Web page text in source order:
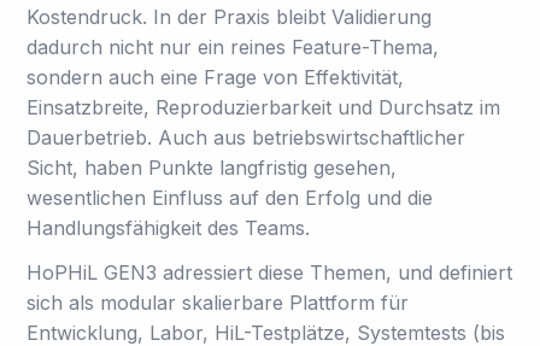
Kostendruck. In der Praxis bleibt Validierung
dadurch nicht nur ein reines Feature-Thema,
sondern auch eine Frage von Effektivität,
Einsatzbreite, Reproduzierbarkeit und Durchsatz im
Dauerbetrieb. Auch aus betriebswirtschaftlicher
Sicht, haben Punkte langfristig gesehen,
wesentlichen Einfluss auf den Erfolg und die
Handlungsfähigkeit des Teams.
HoPHiL GEN3 adressiert diese Themen, und definiert
sich als modular skalierbare Plattform für
Entwicklung, Labor, HiL-Testplätze, Systemtests (bis